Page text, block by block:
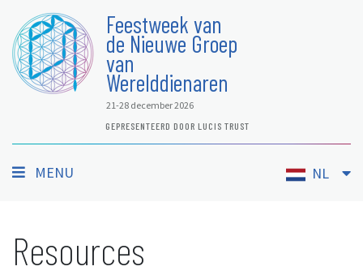
Feestweek van
de Nieuwe Groep
van
Werelddienaren
21-28 december 2026
GEPRESENTEERD DOOR LUCIS TRUST
MENU NL
Resources